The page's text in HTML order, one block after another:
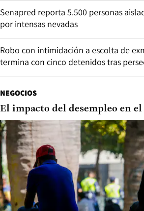
Senapred reporta 5.500 personas
por intensas nevadas
Robo con intimidación a escolta de
termina con cinco detenidos tras
NEGOCIOS
El impacto del desempleo en